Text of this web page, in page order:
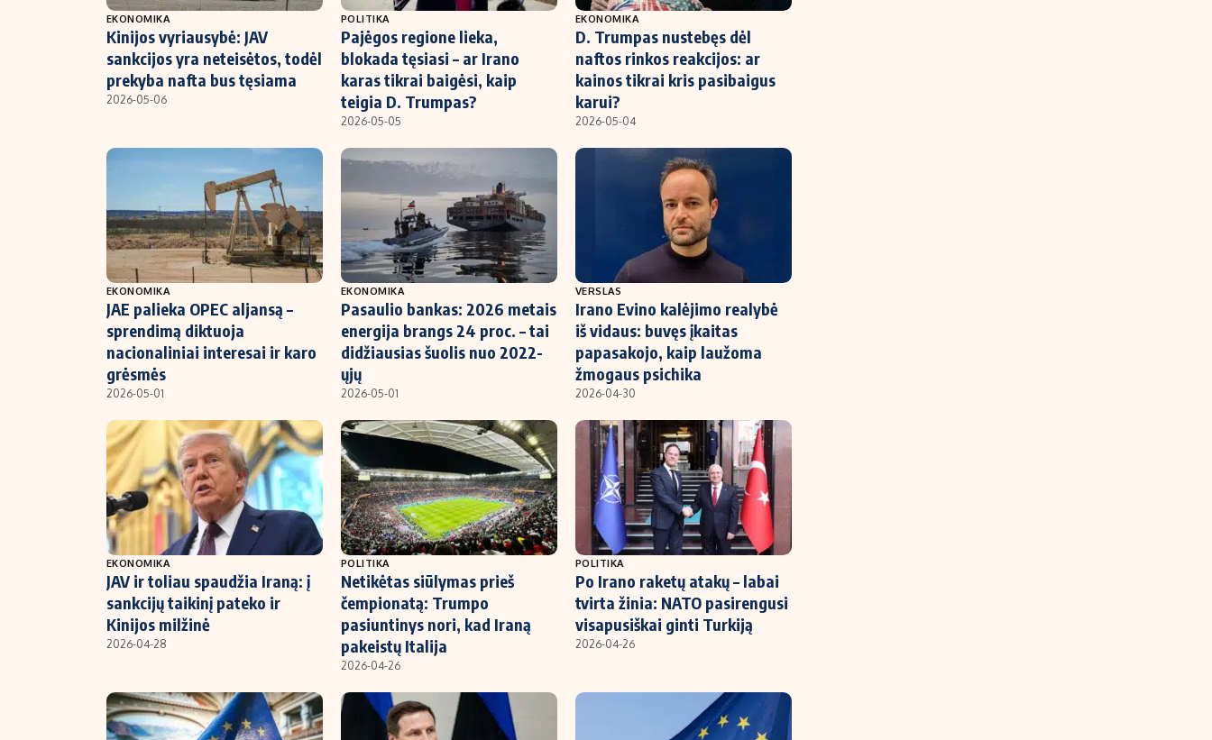
EKONOMIKA
Kinijos vyriausybė: JAV
sankcijos yra neteisėtos, todėl
prekyba nafta bus tęsiama
2026-05-06
POLITIKA
Pajėgos regione lieka,
blokada tęsiasi – ar Irano
karas tikrai baigėsi, kaip
teigia D. Trumpas?
2026-05-05
EKONOMIKA
D. Trumpas nustebęs dėl
naftos rinkos reakcijos: ar
kainos tikrai kris pasibaigus
karui?
2026-05-04
EKONOMIKA
JAE palieka OPEC aljansą –
sprendimą diktuoja
nacionaliniai interesai ir karo
grėsmės
2026-05-01
EKONOMIKA
Pasaulio bankas: 2026 metais
energija brangs 24 proc. – tai
didžiausias šuolis nuo 2022-
ųjų
2026-05-01
VERSLAS
Irano Evino kalėjimo realybė
iš vidaus: buvęs įkaitas
papasakojo, kaip laužoma
žmogaus psichika
2026-04-30
EKONOMIKA
JAV ir toliau spaudžia Iraną: į
sankcijų taikinį pateko ir
Kinijos milžinė
2026-04-28
POLITIKA
Netikėtas siūlymas prieš
čempionatą: Trumpo
pasiuntinys nori, kad Iraną
pakeistų Italija
2026-04-26
POLITIKA
Po Irano raketų atakų – labai
tvirta žinia: NATO pasirengusi
visapusiškai ginti Turkiją
2026-04-26